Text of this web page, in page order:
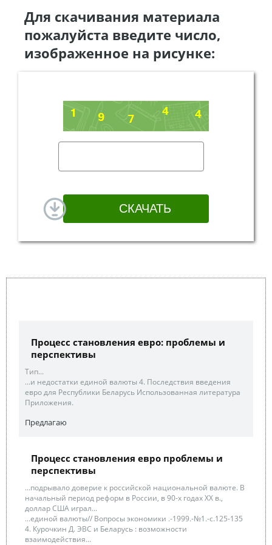
Для скачивания материала
пожалуйста введите число,
изображенное на рисунке:
Процесс становления евро: проблемы и
перспективы
Тип...
...и недостатки единой валюты 4. Последствия введения
евро для Республики Беларусь Использованная литература
Приложения.
Предлагаю
Процесс становления евро проблемы и
перспективы
...подрывало доверие к российской национальной валюте. В
начальный период реформ в России, в 90-х годах XX в.,
доллар США играл...
...единой валюты// Вопросы экономики .-1999.-№1.-с.125-135
4. Курочкин Д. ЭВС и Беларусь : возможности
взаимодействия...